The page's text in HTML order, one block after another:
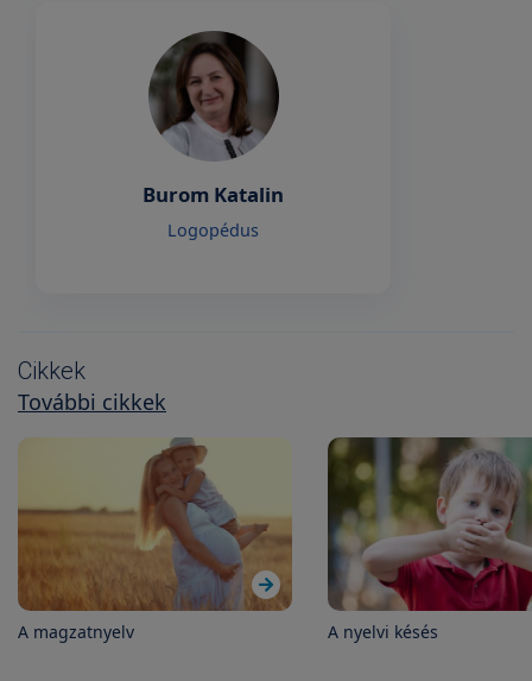
Burom Katalin
Logopédus
Cikkek
További cikkek
A magzatnyelv A nyelvi késés